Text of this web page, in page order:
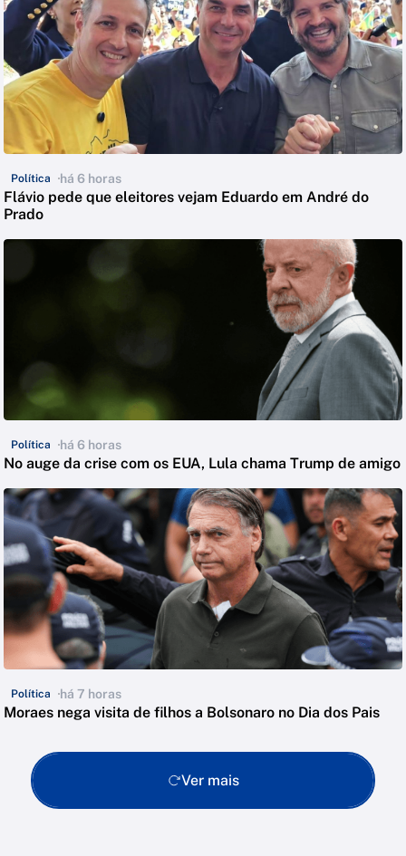
Política há 6 horas
Flávio pede que eleitores vejam Eduardo em André do
Prado
Política há 6 horas
No auge da crise com os EUA, Lula chama Trump de amigo
Política há 7 horas
Moraes nega visita de filhos a Bolsonaro no Dia dos Pais
Ver mais